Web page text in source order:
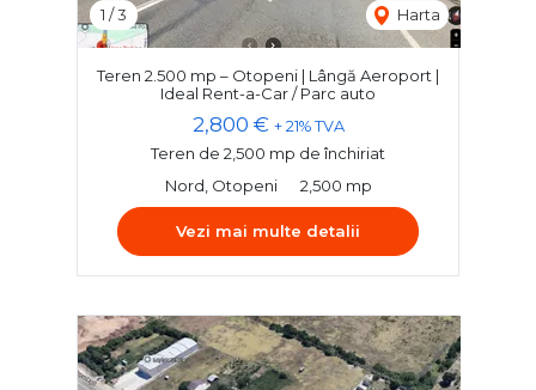
1 /3 Harta
Teren 2.500 mp – Otopeni | Lângă Aeroport |
Ideal Rent-a-Car / Parc auto
2,800 € + 21% TVA
Teren de 2,500 mp de închiriat
Nord, Otopeni
2,500 mp
Vezi mai multe detalii